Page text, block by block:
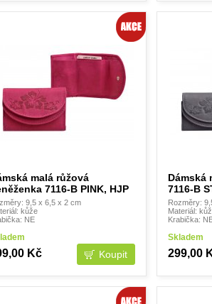
malá růžová
7116-B PINK, HJP
9,5 x 6,5 x 2 cm
kůže
NE
Kč
Dámská
7116-B
Rozměry:
Materiál:
Krabička:
Skladem
299,00